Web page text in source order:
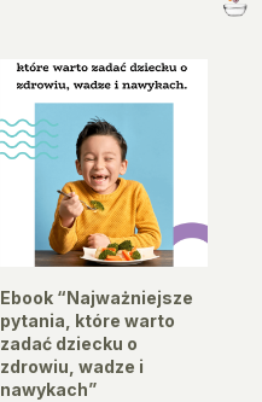
Ebook “Najważniejsze
pytania, które warto
zadać dziecku o
zdrowiu, wadze i
nawykach”